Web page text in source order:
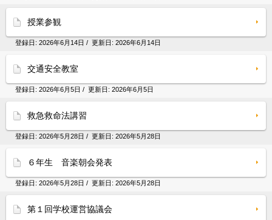
授業参観
登録日: 2026年6月14日 / 更新日: 2026年6月14日
交通安全教室
登録日: 2026年6月5日 / 更新日: 2026年6月5日
救急救命法講習
登録日: 2026年5月28日 / 更新日: 2026年5月28日
６年生 音楽朝会発表
登録日: 2026年5月28日 / 更新日: 2026年5月28日
第１回学校運営協議会